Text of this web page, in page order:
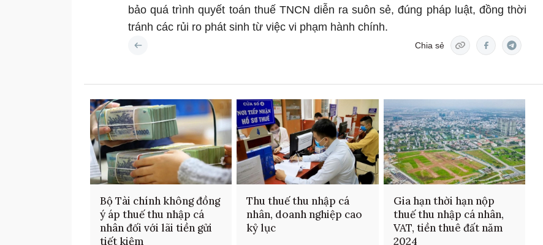
bảo quá trình quyết toán thuế TNCN diễn ra suôn sẻ, đúng pháp luật, đồng thời
tránh các rủi ro phát sinh từ việc vi phạm hành chính.
Chia sẻ
Bộ Tài chính không đồng
ý áp thuế thu nhập cá
nhân đối với lãi tiền gửi
tiết kiệm
Thu thuế thu nhập cá
nhân, doanh nghiệp cao
kỷ lục
Gia hạn thời hạn nộp
thuế thu nhập cá nhân,
VAT, tiền thuê đất năm
2024